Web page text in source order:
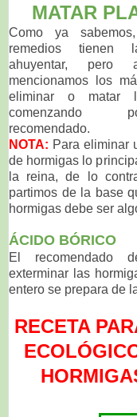
MATAR
Como ya
remedios tienen
ahuyentar, pero
mencionamos los
eliminar o matar
comenzando
recomendado.
NOTA: Para eliminar
de hormigas lo
la reina, de lo
partimos de la base
hormigas debe ser
ÁCIDO BÓRICO
El recomendado
exterminar las
entero se prepara de
RECETA